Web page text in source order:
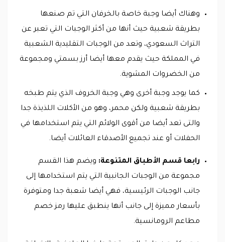
وهناك أيضا وجبة خاصة بالخرفان التي تم صنعها
بطريقة شعبية حيث أنها من أكثر الوجبات التي تعبر عن
التراث السعودي، وتعد من الوجبات التقليدية الشعبية
في المملكة حيث يقدم معها أيضا أرز بسمتي ومجموعة
من الخضروات المشوية.
كما يوجد وجبة أخرى وهي وجبة الخروف الذي يتم طبخه
بطريقة شعبية ولكن محمر، وهو من الأكلات اللذيذة جدا
والتى تعد أيضا من أقوى الولائم التي يتم استخدامها في
الحفلات أو عند تجميع الأصدقاء العائلات أيضا.
رابعا قسم الأطباق المتنوعة: ويضم هذا القسم
مجموعة من الوجبات الجانبية التي يتم استخدامها إلى
جانب الوجبات الرئيسية، فهي أيضا شعبة جدا ومتوفرة
بأسعار مميزة إلى جانب أنها ينطبق عليها رمز خصم
مطاعم الرومانسية.